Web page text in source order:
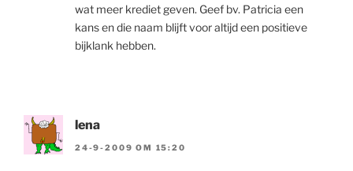
wat meer krediet geven. Geef bv. Patricia een
kans en die naam blijft voor altijd een positieve
bijklank hebben.
lena
24-9-2009 OM 15:20